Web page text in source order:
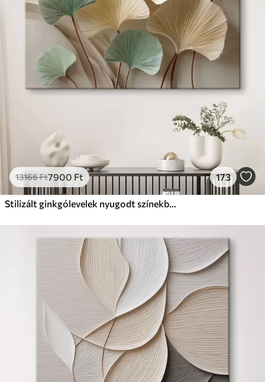
Prémium
Ft
Élénk, gazdag színek
Fakulásálló
✓Biztonságos, szagtalan tinta
Eco-Prémium
Tól12405Ft
✓Élénk, gazdag színek
✓Fakulásálló
Környezetbarát anyag
13166Ft7900 Ft 173
Stilizált ginkgólevelek nyugodt színekben